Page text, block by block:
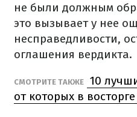
не были должным
это вызывает у нее
несправедливости,
оглашения вердикта.
СМОТРИТЕ ТАКЖЕ
10
от которых в